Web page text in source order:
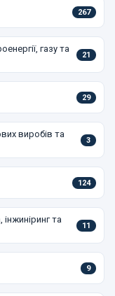
267
газу та
21
29
виробів та
3
124
та
11
9